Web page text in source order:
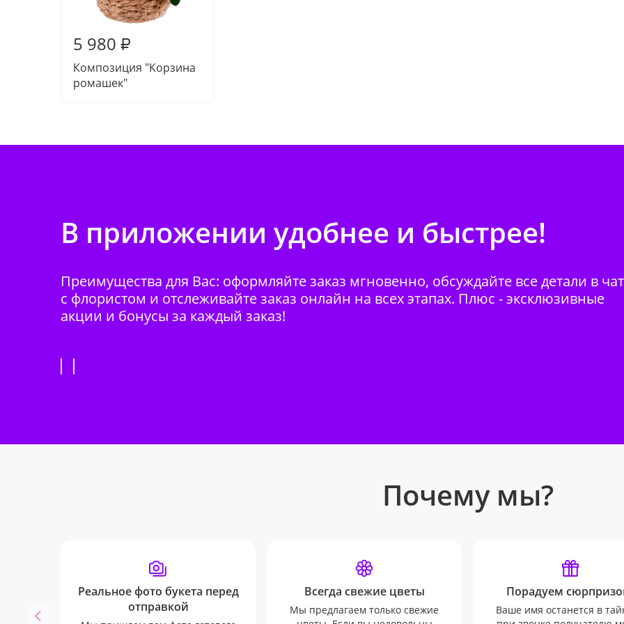
5 980 ₽
Композиция "Корзина
ромашек"
В приложении удобнее и быстрее!
Преимущества для Вас: оформляйте заказ мгновенно, обсуждайте все детали в
с флористом и отслеживайте заказ онлайн на всех этапах. Плюс - эксклюзивные
акции и бонусы за каждый заказ!
Почему мы?
Реальное фото букета перед
отправкой
Всегда свежие цветы
Мы предлагаем только свежие
Порадуем
Ваше имя останется в